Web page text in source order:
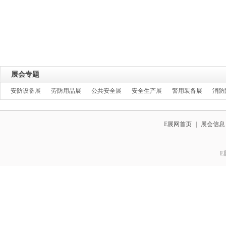
展会专题
安防设备展 劳防用品展 公共安全展 安全生产展 警用装备展 消防
E展网首页 展会信息
E